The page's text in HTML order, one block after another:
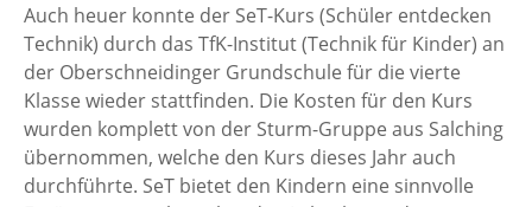
Auch heuer konnte der SeT-Kurs (Schüler entdecken
Technik) durch das TfK-Institut (Technik für Kinder) an
der Oberschneidinger Grundschule für die vierte
Klasse wieder stattfinden. Die Kosten für den Kurs
wurden komplett von der Sturm-Gruppe aus Salching
übernommen, welche den Kurs dieses Jahr auch
durchführte. SeT bietet den Kindern eine sinnvolle